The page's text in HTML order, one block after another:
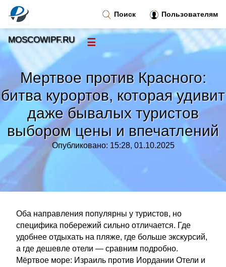
Мертвое против Красного:
битва курортов, которая удивит
даже бывалых туристов
выбором цены и впечатлений
Опубликовано: 15:28, 01.10.2025
Оба направления популярны у туристов, но
специфика побережий сильно отличается. Где
удобнее отдыхать на пляже, где больше экскурсий,
а где дешевле отели — сравним подробно.
Мёртвое море: Израиль против Иордании Отели и
Поиск Пользователям
MOSCOWIPF.RU ☰
Тренды новостей »
Рубрики»
Правила »